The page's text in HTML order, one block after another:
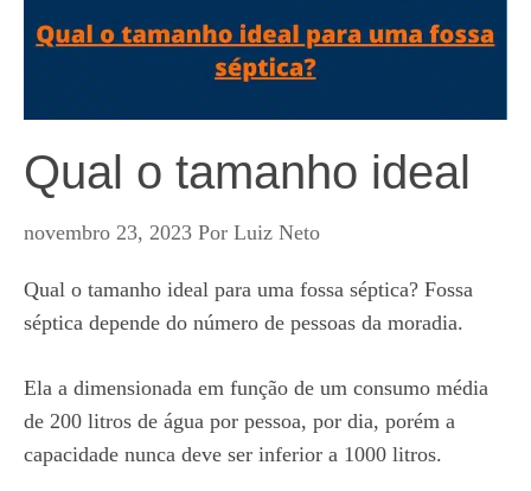
Qual o tamanho ideal
novembro 23, 2023 Por Luiz Neto
Qual o tamanho ideal para uma fossa séptica? Fossa
séptica depende do número de pessoas da moradia.
Ela a dimensionada em função de um consumo média
de 200 litros de água por pessoa, por dia, porém a
capacidade nunca deve ser inferior a 1000 litros.